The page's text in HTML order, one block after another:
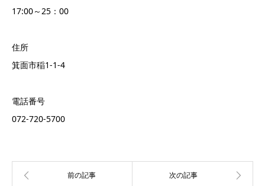
17:00～25：00
住所
箕面市稲1-1-4
電話番号
072-720-5700